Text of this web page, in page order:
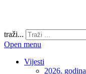
traži...
Open menu
Vijesti
2026. godina